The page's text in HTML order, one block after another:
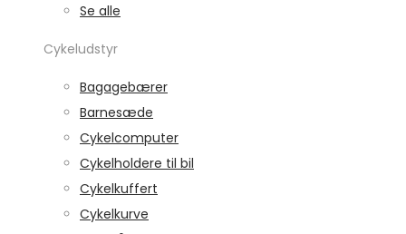
Se alle
Cykeludstyr
Bagagebærer
Barnesæde
Cykelcomputer
Cykelholdere til bil
Cykelkuffert
Cykelkurve